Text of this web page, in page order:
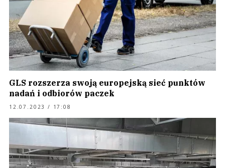
GLS rozszerza swoją europejską sieć punktów
nadań i odbiorów paczek
12.07.2023 / 17:08